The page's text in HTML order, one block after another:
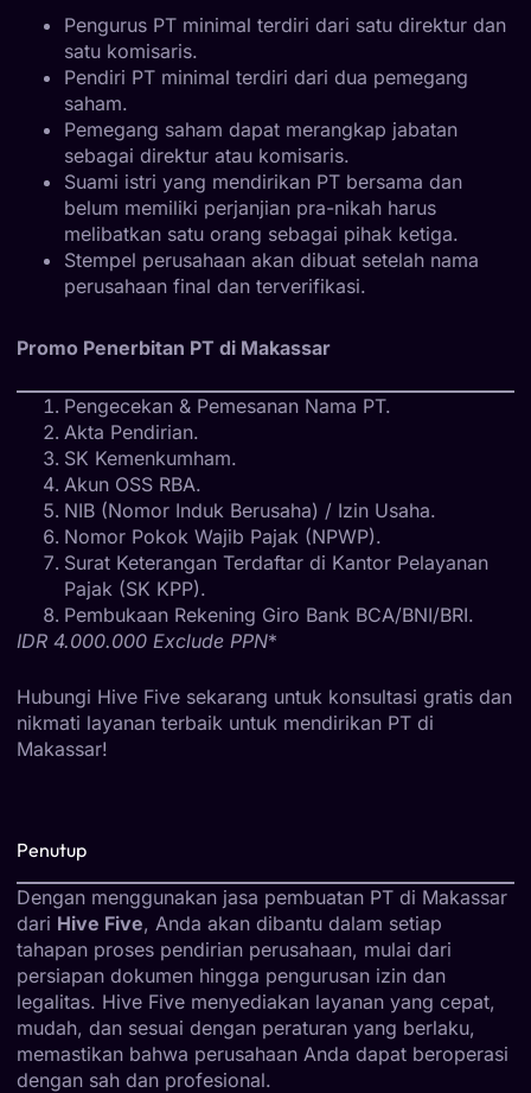
Pengurus PT minimal terdiri dari satu direktur dan
satu komisaris.
Pendiri PT minimal terdiri dari dua pemegang
saham.
Pemegang saham dapat merangkap jabatan
sebagai direktur atau komisaris.
Suami istri yang mendirikan PT bersama dan
belum memiliki perjanjian pra-nikah harus
melibatkan satu orang sebagai pihak ketiga.
Stempel perusahaan akan dibuat setelah nama
perusahaan final dan terverifikasi.
Promo Penerbitan PT di Makassar
Pengecekan & Pemesanan Nama PT.
Akta Pendirian.
SK Kemenkumham.
Akun OSS RBA.
NIB (Nomor Induk Berusaha) / Izin Usaha.
Nomor Pokok Wajib Pajak (NPWP).
Surat Keterangan Terdaftar di Kantor Pelayanan
Pajak (SK KPP).
Pembukaan Rekening Giro Bank BCA/BNI/BRI.
IDR 4.000.000 Exclude PPN*
Hubungi Hive Five sekarang untuk konsultasi gratis dan
nikmati layanan terbaik untuk mendirikan PT di
Makassar!
Penutup
Dengan menggunakan jasa pembuatan PT di Makassar
dari Hive Five, Anda akan dibantu dalam setiap
tahapan proses pendirian perusahaan, mulai dari
persiapan dokumen hingga pengurusan izin dan
legalitas. Hive Five menyediakan layanan yang cepat,
mudah, dan sesuai dengan peraturan yang berlaku,
memastikan bahwa perusahaan Anda dapat beroperasi
dengan sah dan profesional.